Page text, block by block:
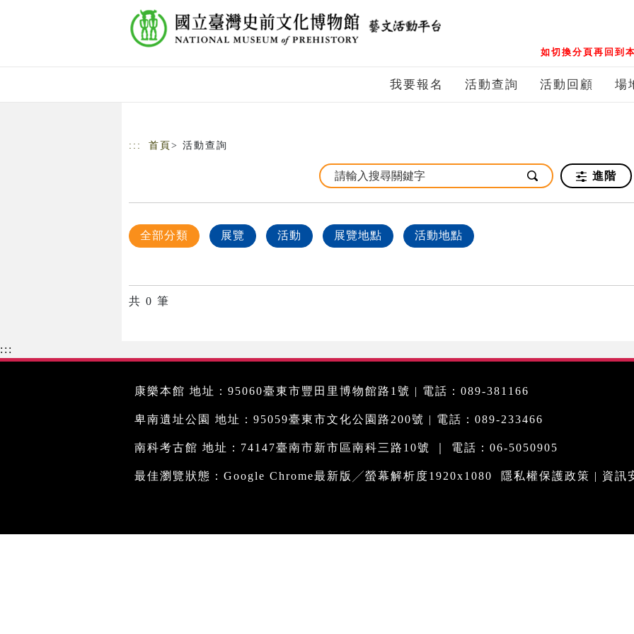
如切換分頁再回到
我要報名 活動查詢 活動回顧 場
::: 首頁 > 活動查詢
進階
全部分類 展覽 活動 展覽地點 活動地點
共 0 筆
:::
康樂本館 地址：95060臺東市豐田里博物館路1號 | 電話：089-381166
卑南遺址公園 地址：95059臺東市文化公園路200號 | 電話：089-233466
南科考古館 地址：74147臺南市新市區南科三路10號 ｜ 電話：06-5050905
最佳瀏覽狀態：Google Chrome最新版╱螢幕解析度1920x1080 隱私權保護政策 | 資訊